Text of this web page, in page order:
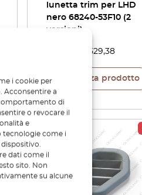
i cookie per
Acconsentire a
di
o revocare il
e
tecnologie come i
dati come il
sito. Non
su alcune
lunetta trim per LHD
nero 68240-53F10 (2
versioni)
529,38
Visualizza prodotto